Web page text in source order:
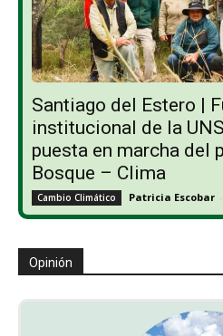
Santiago del Estero |
institucional de la
puesta en marcha del
Bosque – Clima
Cambio Climático Patricia Escobar -
Opinión